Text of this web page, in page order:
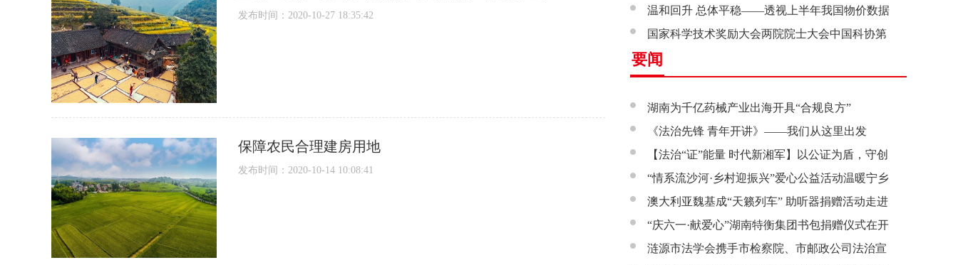
发布时间：2020-10-27 18:35:42
保障农民合理建房用地
发布时间：2020-10-14 10:08:41
温和回升 总体平稳——透视上半年我国物价数据
国家科学技术奖励大会两院院士大会中国科协第
十一次全国代表大会在京召开
要闻
湖南为千亿药械产业出海开具“合规良方”
《法治先锋 青年开讲》——我们从这里出发
【法治“证”能量 时代新湘军】以公证为盾，守创
新之魂 湖南青年公证人为知识产权保护筑牢防线
“情系流沙河·乡村迎振兴”爱心公益活动温暖宁乡
市流沙河镇
澳大利亚魏基成“天籁列车” 助听器捐赠活动走进
开慧镇
“庆六一·献爱心”湖南特衡集团书包捐赠仪式在开
慧镇举行
涟源市法学会携手市检察院、市邮政公司法治宣